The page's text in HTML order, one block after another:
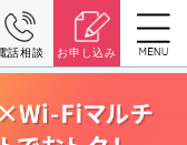
話相談 お申し込み